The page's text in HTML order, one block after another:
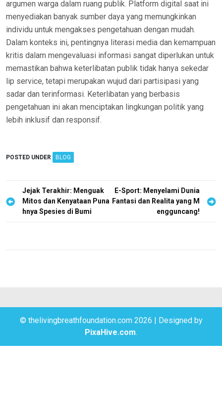
argumen warga dalam ruang publik. Platform digital saat ini
menyediakan banyak sumber daya yang memungkinkan
individu untuk mengakses pengetahuan dengan mudah.
Dalam konteks ini, pentingnya literasi media dan kemampuan
kritis dalam mengevaluasi informasi sangat diperlukan untuk
memastikan bahwa keterlibatan publik tidak hanya sekedar
lip service, tetapi merupakan wujud dari partisipasi yang
sadar dan terinformasi. Keterlibatan yang berbasis
pengetahuan ini akan menciptakan lingkungan politik yang
lebih inklusif dan responsif.
POSTED UNDER BLOG
o
g
Jejak Terakhir: Menguak
Mitos dan Kenyataan Puna
hnya Spesies di Bumi
E-Sport: Menyelami Dunia
Fantasi dan Realita yang M
engguncang!
© thelivingbreathfoundation.com 2026 | Designed by
PixaHive.com.